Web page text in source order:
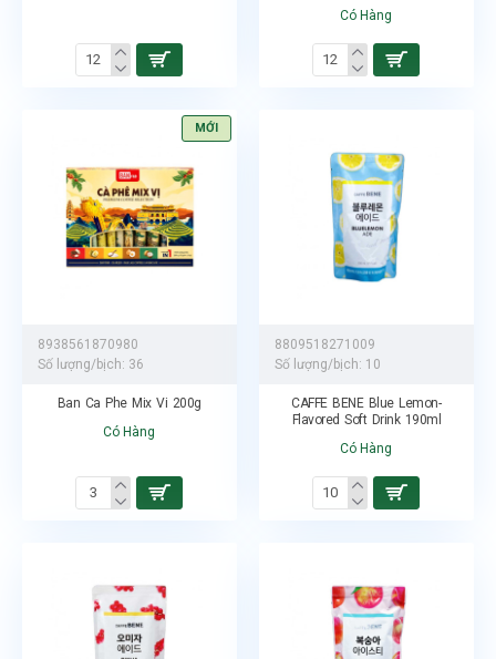
Có Hàng
MỚI
8938561870980
Số lượng/bịch: 36
Ban Ca Phe Mix Vi 200g
Có Hàng
8809518271009
Số lượng/bịch: 10
CAFFE BENE Blue Lemon-
Flavored Soft Drink 190ml
Có Hàng